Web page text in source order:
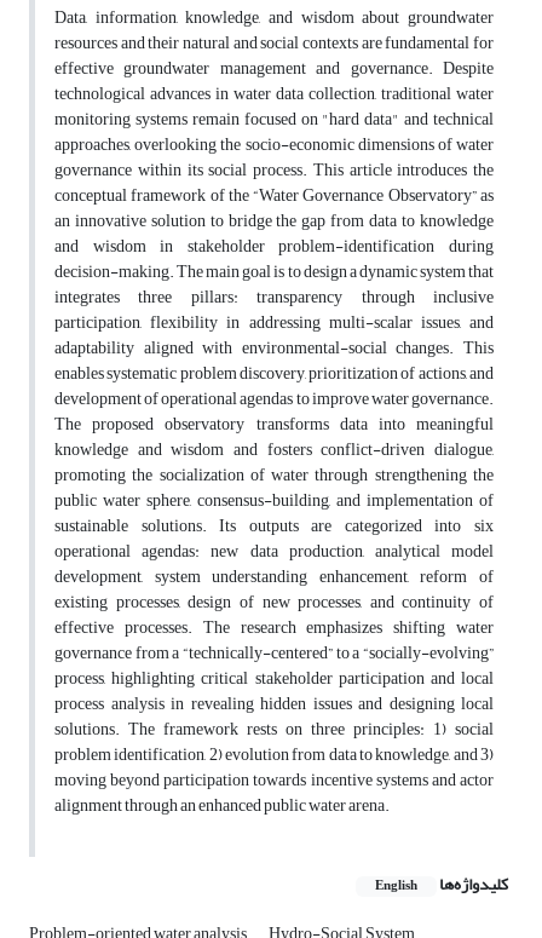
Data, information, knowledge, and wisdom about groundwater
resources and their natural and social contexts are fundamental for
effective groundwater management and governance. Despite
technological advances in water data collection, traditional water
monitoring systems remain focused on "hard data" and technical
approaches, overlooking the socio-economic dimensions of water
governance within its social process. This article introduces the
conceptual framework of the “Water Governance Observatory” as
an innovative solution to bridge the gap from data to knowledge
and wisdom in stakeholder problem-identification during
decision-making. The main goal is to design a dynamic system that
integrates three pillars: transparency through inclusive
participation, flexibility in addressing multi-scalar issues, and
adaptability aligned with environmental-social changes. This
enables systematic problem discovery, prioritization of actions, and
development of operational agendas to improve water governance.
The proposed observatory transforms data into meaningful
knowledge and wisdom and fosters conflict-driven dialogue,
promoting the socialization of water through strengthening the
public water sphere, consensus-building, and implementation of
sustainable solutions. Its outputs are categorized into six
operational agendas: new data production, analytical model
development, system understanding enhancement, reform of
existing processes, design of new processes, and continuity of
effective processes. The research emphasizes shifting water
governance from a “technically-centered” to a “socially-evolving”
process, highlighting critical stakeholder participation and local
process analysis in revealing hidden issues and designing local
solutions. The framework rests on three principles: 1) social
problem identification, 2) evolution from data to knowledge, and 3)
moving beyond participation towards incentive systems and actor
alignment through an enhanced public water arena.
کلیدواژه‌ها English